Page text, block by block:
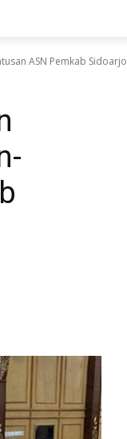
ASN Pemkab Sidoarjo